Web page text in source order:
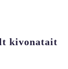
kivonatait